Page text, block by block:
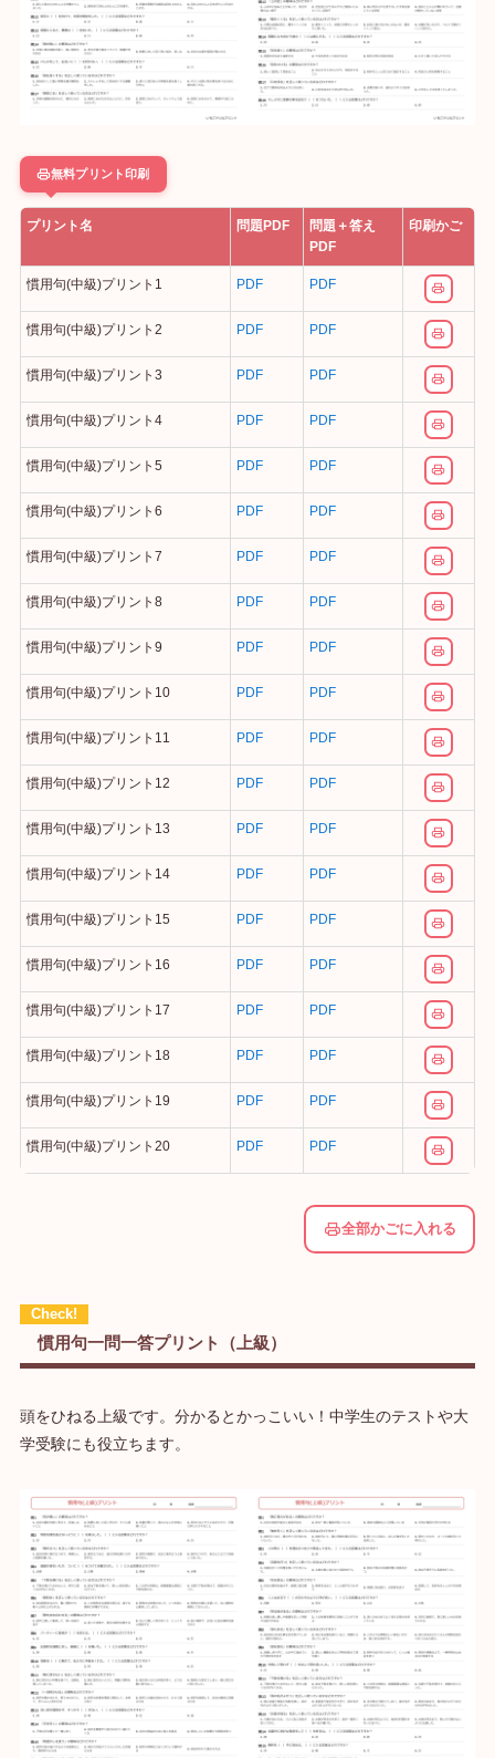
無料プリント印刷
プリント名 問題PDF
問題＋答え
PDF
印刷かご
慣用句(中級)プリント1 PDF PDF
慣用句(中級)プリント2 PDF PDF
慣用句(中級)プリント3 PDF PDF
慣用句(中級)プリント4 PDF PDF
慣用句(中級)プリント5 PDF PDF
慣用句(中級)プリント6 PDF PDF
慣用句(中級)プリント7 PDF PDF
慣用句(中級)プリント8 PDF PDF
慣用句(中級)プリント9 PDF PDF
慣用句(中級)プリント10 PDF PDF
慣用句(中級)プリント11 PDF PDF
慣用句(中級)プリント12 PDF PDF
慣用句(中級)プリント13 PDF PDF
慣用句(中級)プリント14 PDF PDF
慣用句(中級)プリント15 PDF PDF
慣用句(中級)プリント16 PDF PDF
慣用句(中級)プリント17 PDF PDF
慣用句(中級)プリント18 PDF PDF
慣用句(中級)プリント19 PDF PDF
慣用句(中級)プリント20 PDF PDF
全部かごに入れる
慣用句一問一答プリント（上級）
頭をひねる上級です。分かるとかっこいい！中学生のテストや大
学受験にも役立ちます。